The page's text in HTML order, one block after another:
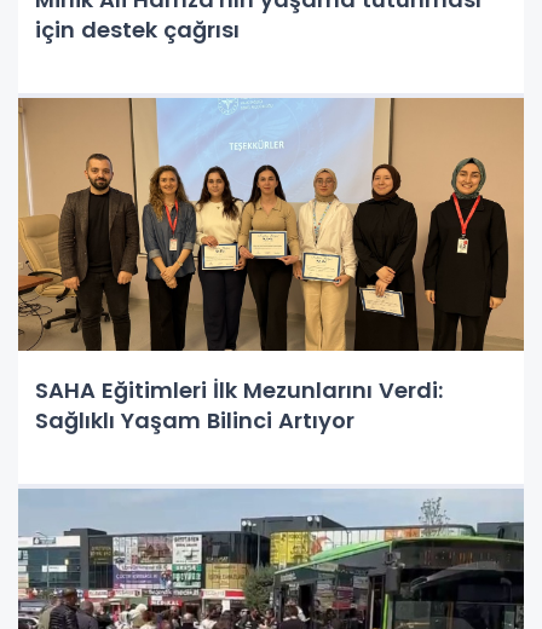
için destek çağrısı
SAHA Eğitimleri İlk Mezunlarını Verdi:
Sağlıklı Yaşam Bilinci Artıyor